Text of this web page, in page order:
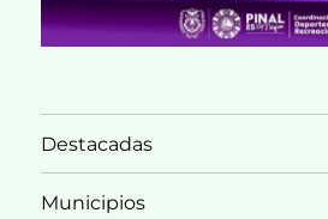
Destacadas
Municipios